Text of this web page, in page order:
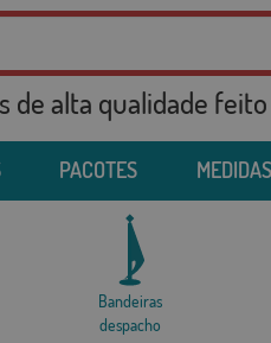
de alta qualidade
PACOTES
Bandeiras
despacho